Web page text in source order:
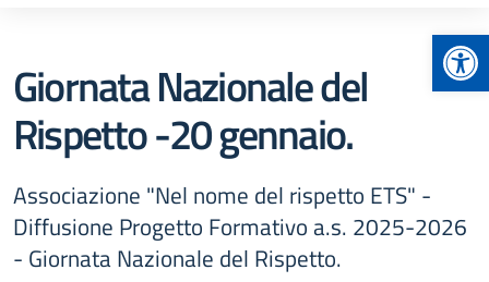
Giornata Nazionale del
Rispetto -20 gennaio.
Associazione "Nel nome del rispetto ETS" -
Diffusione Progetto Formativo a.s. 2025-2026
- Giornata Nazionale del Rispetto.